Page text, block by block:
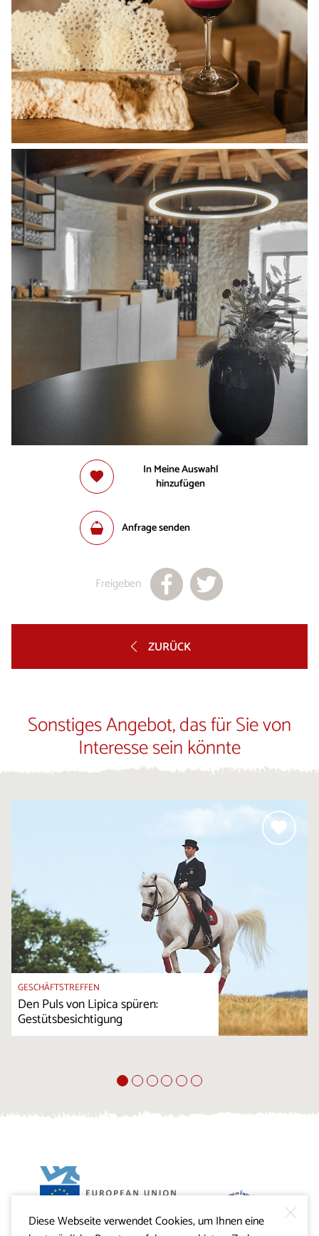
In Meine Auswahl
hinzufügen
Anfrage senden
Freigeben
ZURÜCK
Sonstiges Angebot, das für Sie von
Interesse sein könnte
GESCHÄFTSTREFFEN
Den Puls von Lipica spüren:
Gestütsbesichtigung
Projekt Visitkras. Die Investition wird von der Republik
Diese Webseite verwendet Cookies, um Ihnen eine